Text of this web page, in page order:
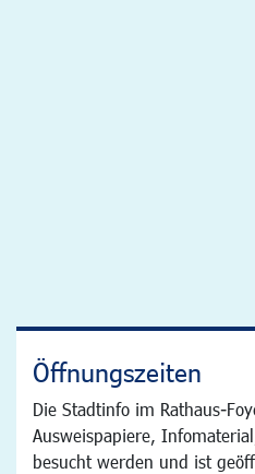
Öffnungszeiten
Die Stadtinfo im Rathaus-
Ausweispapiere,
besucht werden und ist